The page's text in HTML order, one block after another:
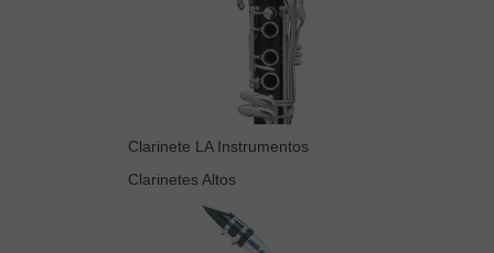
Clarinete LA Instrumentos
Clarinetes Altos